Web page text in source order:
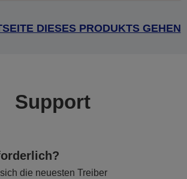
DIESES PRODUKTS GEHEN
Support
die neuesten Treiber